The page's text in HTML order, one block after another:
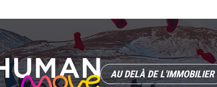
AU DELÀ DE L'IMMOBILIER